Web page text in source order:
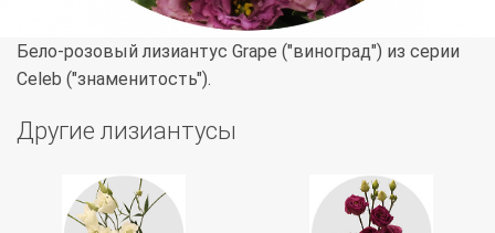
Бело-розовый лизиантус Grape ("виноград") из серии
Celeb ("знаменитость").
Другие лизиантусы